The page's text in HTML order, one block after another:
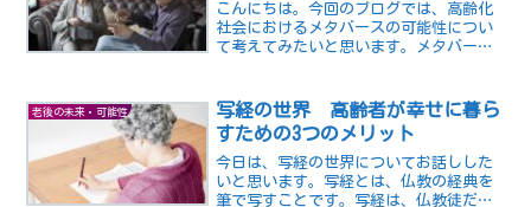
こんにちは。今回のブログでは、高齢化
社会におけるメタバースの可能性につい
て考えてみたいと思います。メタバース
されている技術の一つです。メタバース
では、現実と同じように自...
老後の未来・可能性
写経の世界 高齢者が幸せに暮ら
すための3つのメリット
今日は、写経の世界についてお話しした
いと思います。写経とは、仏教の経典を
筆で写すことです。写経は、仏教徒だけ